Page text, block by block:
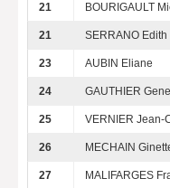
21 BOURIGAULT
21 SERRANO Edith
23 AUBIN Eliane
24 GAUTHIER
25 VERNIER Jean-
26 MECHAIN
27 MALIFARGES